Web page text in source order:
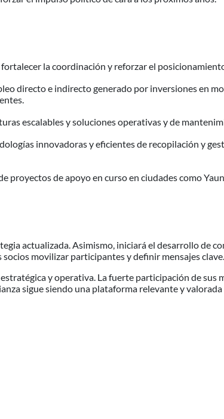
la coordinación y reforzar el
directo e indirecto generado por inversiones en
escalables y soluciones operativas y de
innovadoras y eficientes de recopilación y
de apoyo en curso en ciudades como
actualizada. Asimismo, iniciará el desarrollo de
movilizar participantes y definir mensajes clave.
y operativa. La fuerte participación de sus
sigue siendo una plataforma relevante y